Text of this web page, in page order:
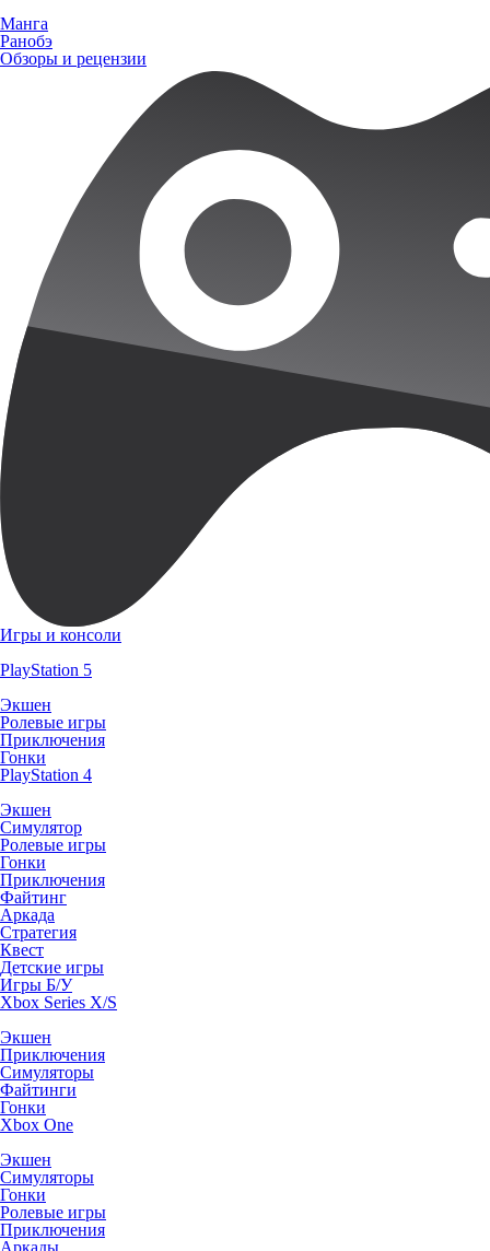
Манга
Ранобэ
Обзоры и рецензии
Игры и консоли
PlayStation 5
Экшен
Ролевые игры
Приключения
Гонки
PlayStation 4
Экшен
Симулятор
Ролевые игры
Гонки
Приключения
Файтинг
Аркада
Стратегия
Квест
Детские игры
Игры Б/У
Xbox Series X/S
Экшен
Приключения
Симуляторы
Файтинги
Гонки
Xbox One
Экшен
Симуляторы
Гонки
Ролевые игры
Приключения
Аркады